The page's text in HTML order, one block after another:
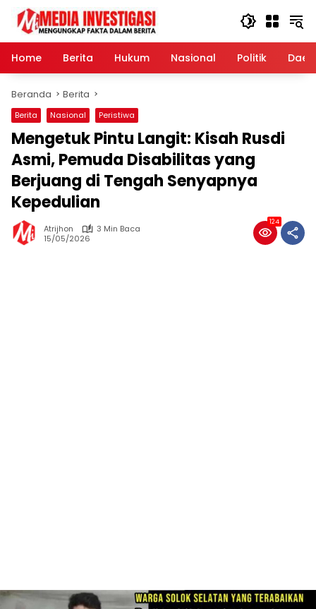
Langsung
konten
Home
Berita Hukum Nasional Politik
Beranda Berita
Berita Nasional Peristiwa
Mengetuk Pintu Langit: Kisah Rusdi
Asmi, Pemuda Disabilitas yang
Berjuang di Tengah Senyapnya
Kepedulian
Atrijhon
3 Min Baca
15/05/2026
124